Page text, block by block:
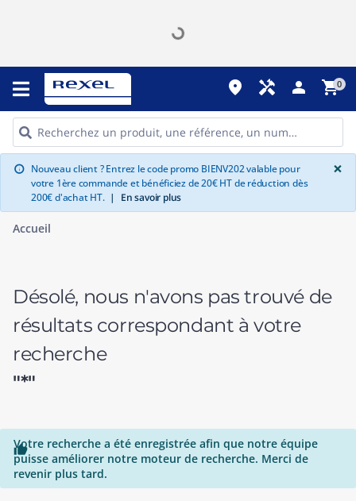
place handyman person shopping_cart0
info Nouveau client ? Entrez le code promo BIENV202 valable pour
votre 1ère commande et bénéficiez de 20€ HT de réduction dès
200€ d'achat HT. | En savoir plus
×
Accueil
Désolé, nous n'avons pas trouvé de
résultats correspondant à votre
recherche
"*"

Votre recherche a été enregistrée afin que notre équipe
puisse améliorer notre moteur de recherche. Merci de
revenir plus tard.